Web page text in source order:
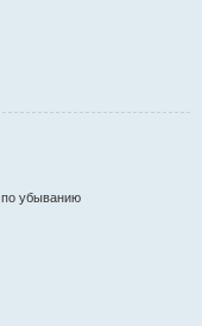
по убыванию